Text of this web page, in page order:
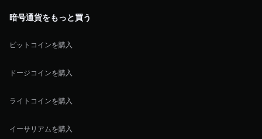
暗号通貨をもっと買う
ビットコインを購入
ドージコインを購入
ライトコインを購入
イーサリアムを購入